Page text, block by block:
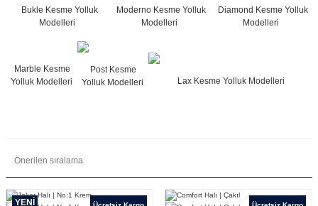
Bukle Kesme Yolluk
Modelleri
Moderno Kesme Yolluk
Modelleri
Diamond Kesme Yolluk
Modelleri
Marble Kesme
Yolluk Modelleri
Post Kesme
Yolluk Modelleri
Lax Kesme Yolluk Modelleri
YENİ